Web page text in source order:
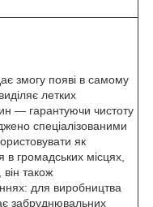
змогу появі в самому
летких
— гарантуючи чистоту
спеціалізованими
як
в громадських місцях,
він також
для виробництва
забруднювальних